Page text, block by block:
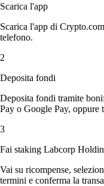
Scarica l'app
Scarica l'app di
telefono.
2
Deposita fondi
Deposita fondi tramite
Pay o Google Pay,
3
Fai staking Labcorp
Vai su ricompense,
termini e conferma la